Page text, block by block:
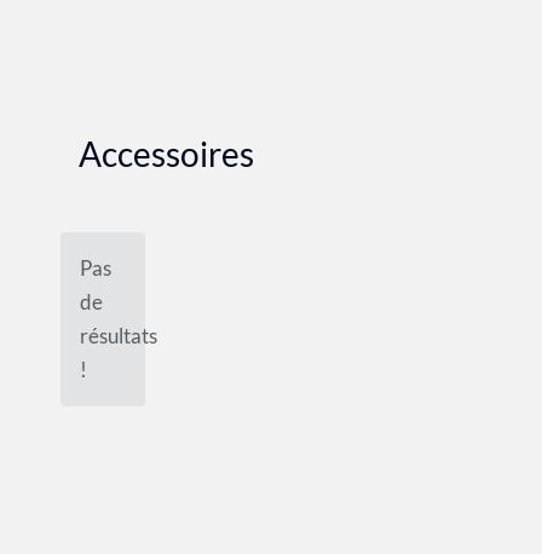
Accessoires
Pas
de
résultats
!